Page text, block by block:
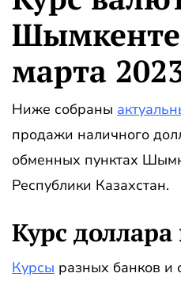
Шымкенте
марта
Ниже собраны
продажи наличного
обменных пунктах
Республики Казахстан.
Курс
Курсы разных банков и